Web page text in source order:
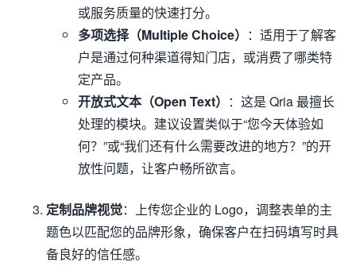
或服务质量的快速打分。
多项选择（Multiple Choice） ：适用于了解客
户是通过何种渠道得知门店，或消费了哪类特
定产品。
开放式文本（Open Text） ：这是 Qria 最擅长
处理的模块。建议设置类似于“您今天体验如
何？”或“我们还有什么需要改进的地方？”的开
放性问题，让客户畅所欲言。
定制品牌视觉：上传您企业的 Logo，调整表单的主
题色以匹配您的品牌形象，确保客户在扫码填写时具
备良好的信任感。